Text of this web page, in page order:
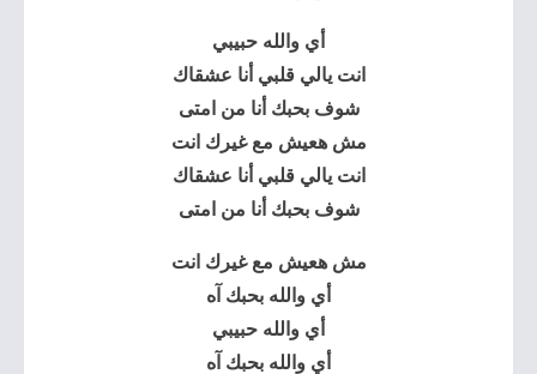
أي والله حبيبي
انت يالي قلبي أنا عشقاك
شوف بحبك أنا من امتى
مش هعيش مع غيرك انت
انت يالي قلبي أنا عشقاك
شوف بحبك أنا من امتى
مش هعيش مع غيرك انت
أي والله بحبك آه
أي والله حبيبي
أي والله بحبك آه